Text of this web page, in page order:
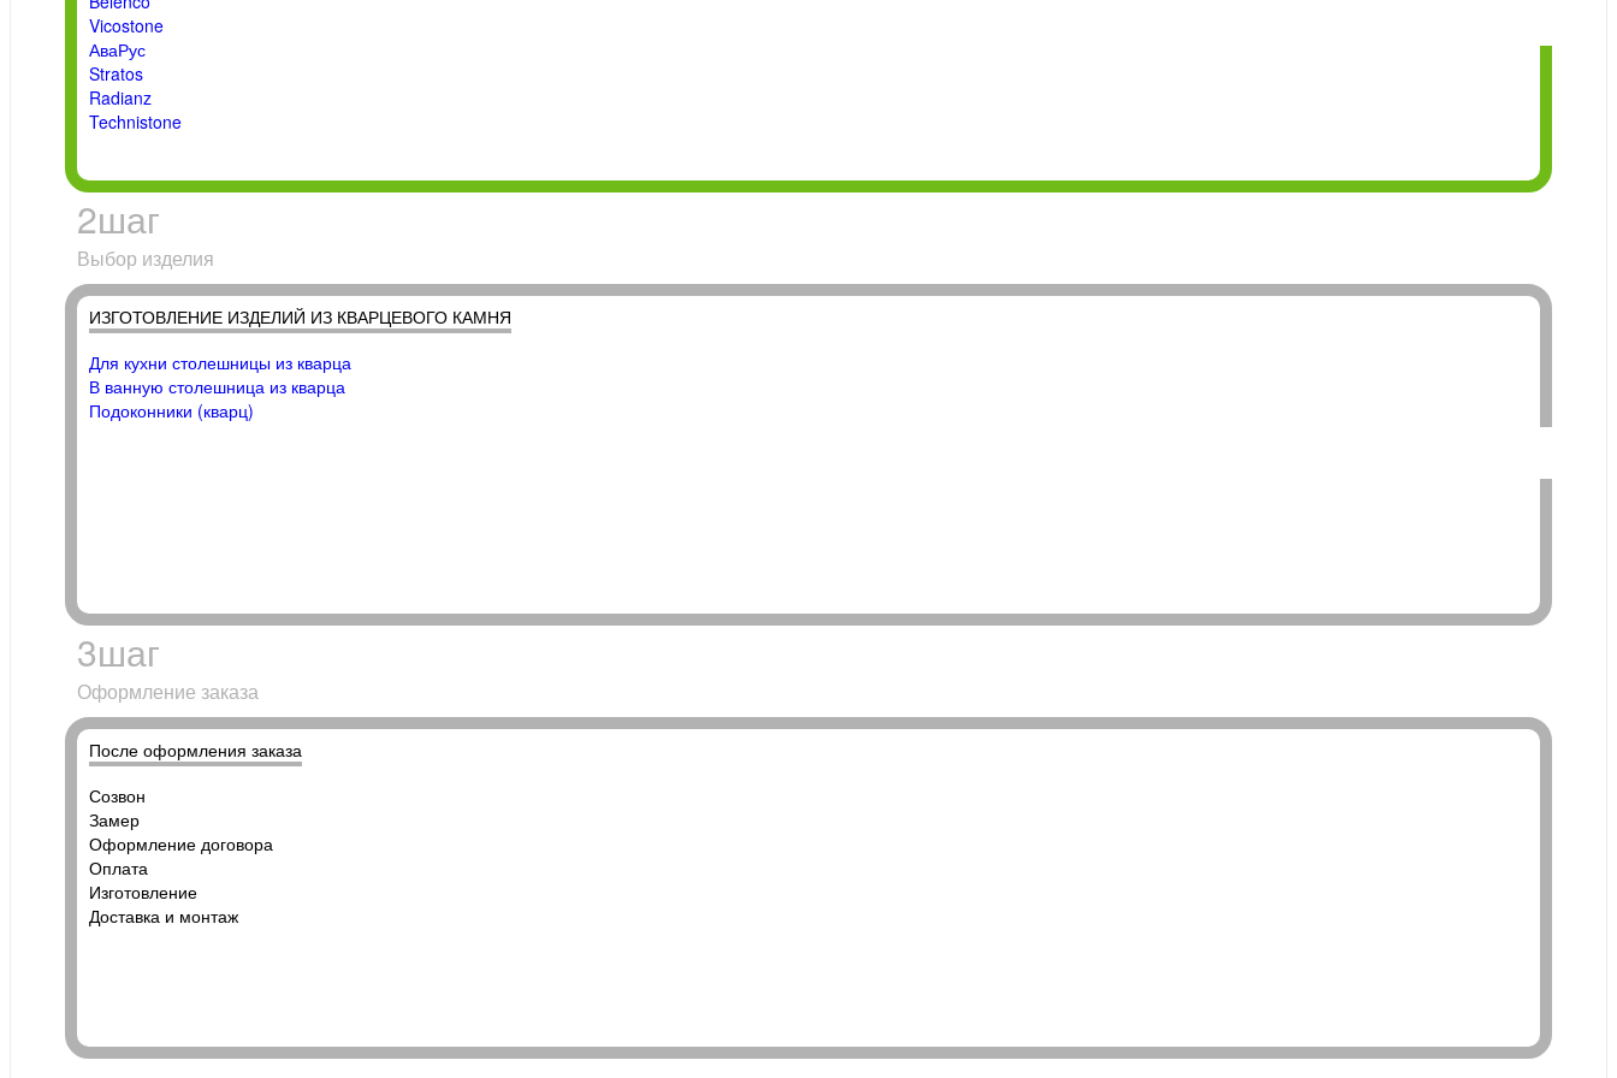
Vicostone
АваРус
Stratos
Radianz
Technistone
2шаг
Выбор изделия
ИЗГОТОВЛЕНИЕ ИЗДЕЛИЙ ИЗ КВАРЦЕВОГО КАМНЯ
Для кухни столешницы из кварца
В ванную столешница из кварца
Подоконники (кварц)
3шаг
Оформление заказа
После оформления заказа
Созвон
Замер
Оформление договора
Оплата
Изготовление
Доставка и монтаж